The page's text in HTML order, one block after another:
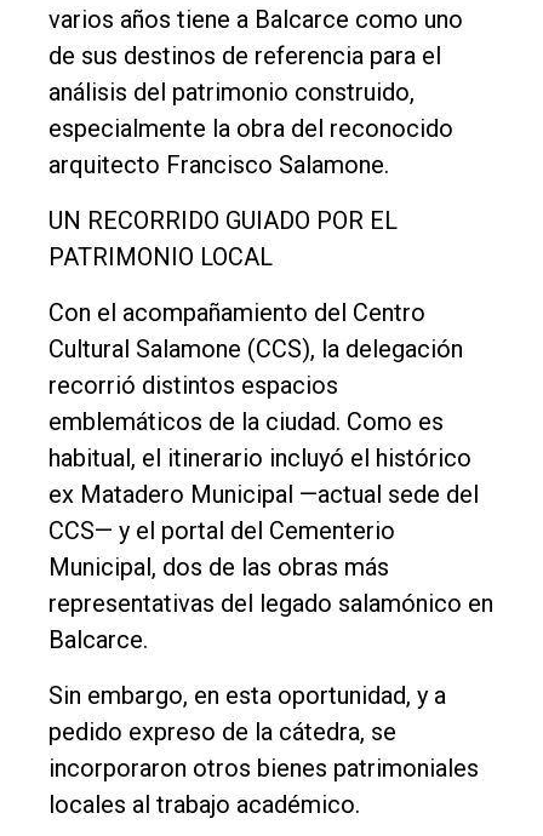
Inicio
Tendencia
Int.
General
Política
Cultura
Entrevistas
Rural
Deportes
Fúnebres
Edición
Empresa
Nosotros
Contacto
varios años tiene a Balcarce como uno
de sus destinos de referencia para el
análisis del patrimonio construido,
especialmente la obra del reconocido
arquitecto Francisco Salamone.
UN RECORRIDO GUIADO POR EL
PATRIMONIO LOCAL
Con el acompañamiento del Centro
Cultural Salamone (CCS), la delegación
recorrió distintos espacios
emblemáticos de la ciudad. Como es
habitual, el itinerario incluyó el histórico
ex Matadero Municipal —actual sede del
CCS— y el portal del Cementerio
Municipal, dos de las obras más
representativas del legado salamónico en
Balcarce.
Sin embargo, en esta oportunidad, y a
pedido expreso de la cátedra, se
incorporaron otros bienes patrimoniales
locales al trabajo académico.